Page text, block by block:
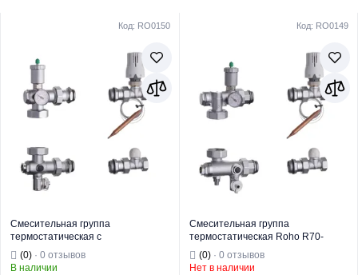
Код: RO0150
Смесительная группа
термостатическая с
эксцентриками Roho R71-100075 -
1"х3/4" (без насоса) (RO0150)
(0) · 0 отзывов
В наличии
Код: RO0149
Смесительная группа
термостатическая Roho R70-
100075 - 1"х3/4" (без насоса)
(RO0149)
(0)· 0 отзывов
Нет в наличии